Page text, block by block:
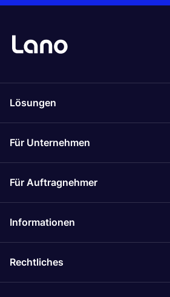
Lösungen
Für Unternehmen
Für Auftragnehmer
Informationen
Rechtliches